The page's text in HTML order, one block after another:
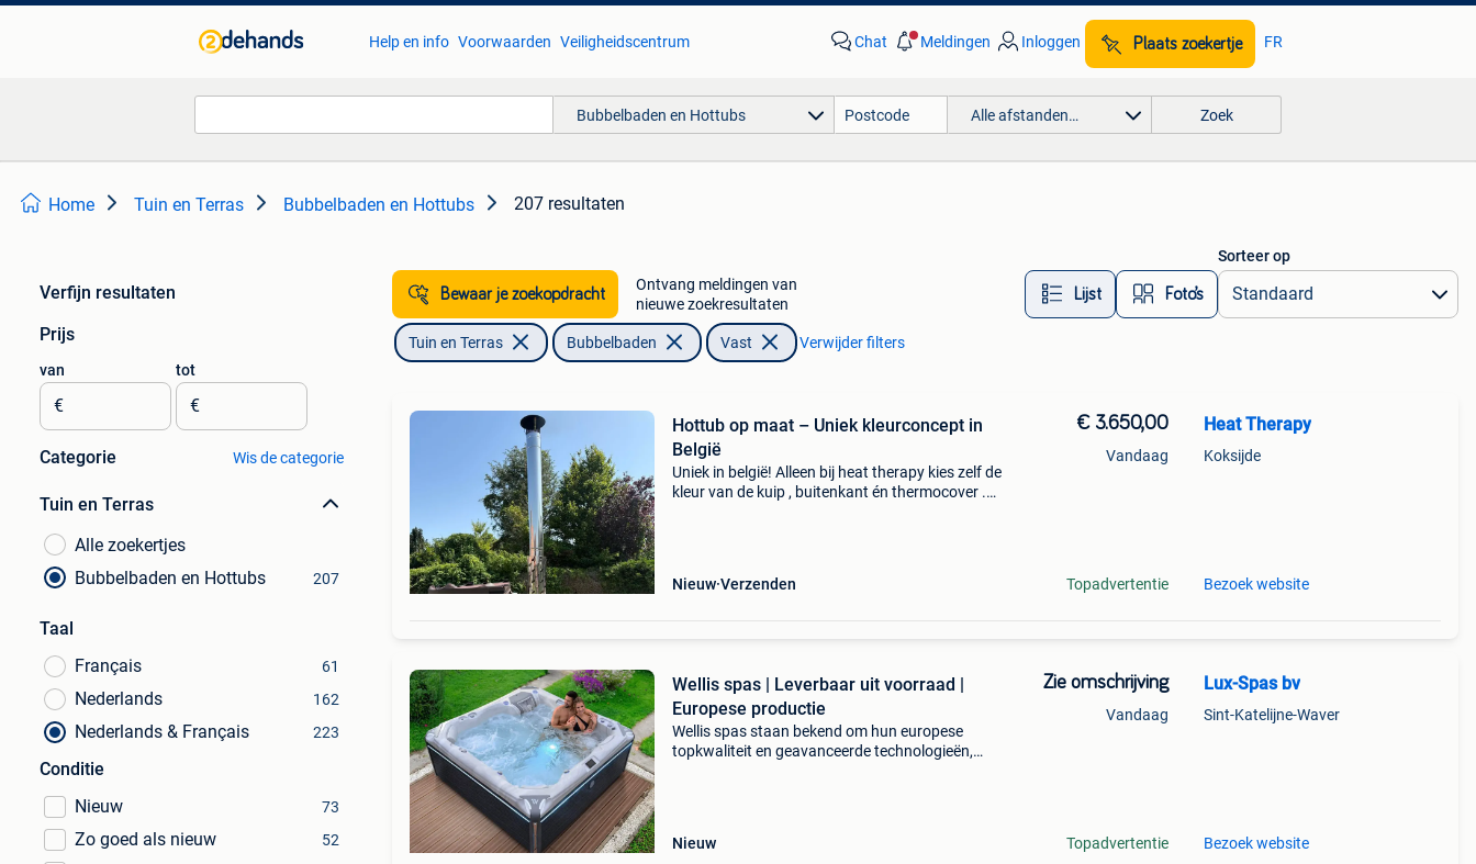
Help en info Voorwaarden Veiligheidscentrum Chat Meldingen Inloggen Plaats zoekertje FR
Bubbelbaden en Hottubs Alle afstanden… Zoek
Home Tuin en Terras Bubbelbaden en Hottubs 207 resultaten
Verfijn resultaten
Prijs
van
€
tot
€
Categorie Wis de categorie
Tuin en Terras
Alle zoekertjes
Bubbelbaden en Hottubs
207
Taal
Français
61
Nederlands 162
Nederlands & Français 223
Conditie
Nieuw
73
Zo goed als nieuw 52
Bewaar je zoekopdracht
Ontvang meldingen van
nieuwe zoekresultaten
Lijst Foto’s
Sorteer op
Tuin en Terras Bubbelbaden Vast Verwijder filters
Hottub op maat – Uniek kleurconcept in
België
Uniek in belgië! Alleen bij heat therapy kies zelf de
kleur van de kuip , buitenkant én thermocover .
Nieuw Verzenden
€ 3.650,00
Vandaag
Topadvertentie
Heat Therapy
Koksijde
Bezoek website
Wellis spas | Leverbaar uit voorraad |
Europese productie
Wellis spas staan bekend om hun europese
topkwaliteit en geavanceerde technologieën,
Nieuw
Zie omschrijving
Vandaag
Topadvertentie
Lux-Spas bv
Sint-Katelijne-Waver
Bezoek website